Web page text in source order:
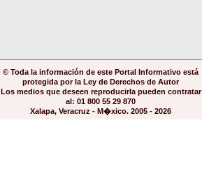
© Toda la información de este Portal Informativo está
protegida por la Ley de Derechos de Autor
Los medios que deseen reproducirla pueden contratar
al: 01 800 55 29 870
Xalapa, Veracruz - M�xico. 2005 - 2026